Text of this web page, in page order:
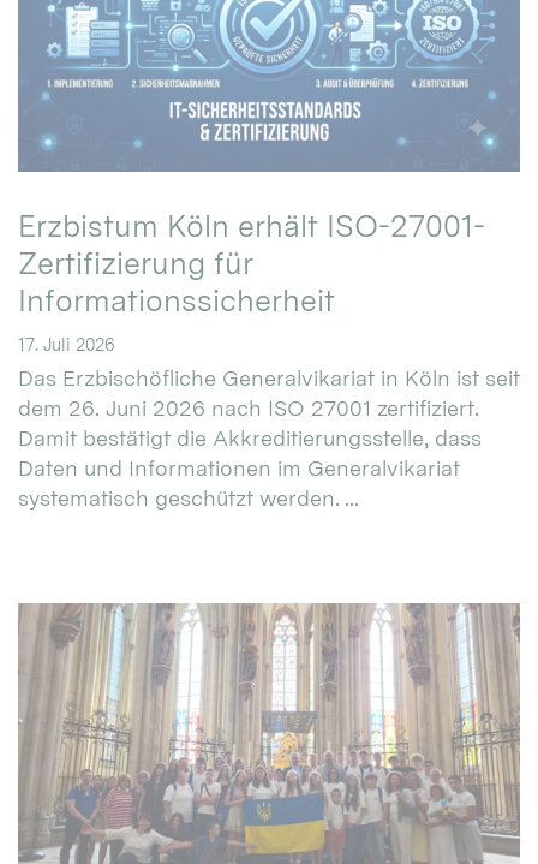
Erzbistum Köln erhält ISO-27001-
Zertifizierung für
Informationssicherheit
17. Juli 2026
Das Erzbischöfliche Generalvikariat in Köln ist seit
dem 26. Juni 2026 nach ISO 27001 zertifiziert.
Damit bestätigt die Akkreditierungsstelle, dass
Daten und Informationen im Generalvikariat
systematisch geschützt werden. ...